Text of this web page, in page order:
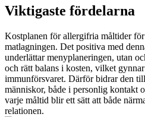
Viktigaste fördelarna
Kostplanen för allergifria måltider
matlagningen. Det positiva med
underlättar menyplaneringen, utan
och rätt balans i kosten, vilket
immunförsvaret. Därför bidrar den
människor, både i personlig kontakt
varje måltid blir ett sätt att både
relationen.